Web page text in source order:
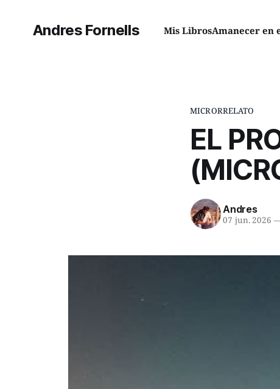
Andres Fornells Mis LibrosAmanecer en
MICRORRELATO
EL
Andres
07 jun. 2026